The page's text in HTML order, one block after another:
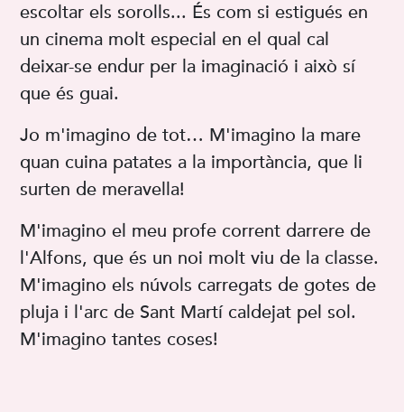
escoltar els sorolls... És com si estigués en
un cinema molt especial en el qual cal
deixar-se endur per la imaginació i això sí
que és guai.
Jo m'imagino de tot… M'imagino la mare
quan cuina patates a la importància, que li
surten de meravella!
M'imagino el meu profe corrent darrere de
l'Alfons, que és un noi molt viu de la classe.
M'imagino els núvols carregats de gotes de
pluja i l'arc de Sant Martí caldejat pel sol.
M'imagino tantes coses!